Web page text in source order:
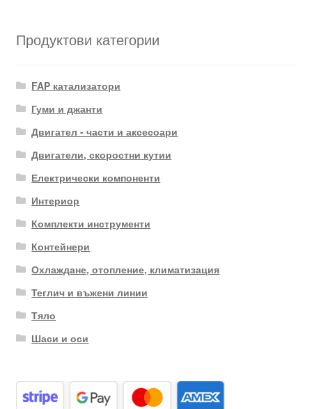
Продуктови категории
FAP катализатори
Гуми и джанти
Двигател - части и аксесоари
Двигатели, скоростни кутии
Електрически компоненти
Интериор
Комплекти инструменти
Контейнери
Охлаждане, отопление, климатизация
Теглич и въжени линии
Тяло
Шаси и оси